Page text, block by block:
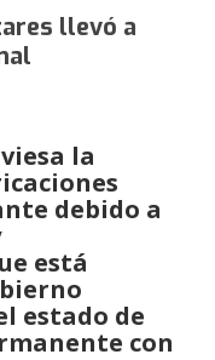
llevó a
la
debido a
está
estado de
con